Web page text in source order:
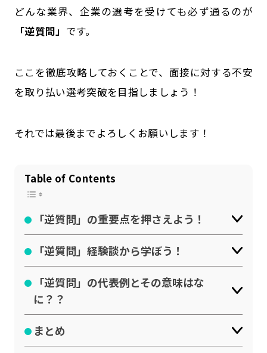
どんな業界、企業の選考を受けても必ず通るのが
「逆質問」 です。
ここを徹底攻略しておくことで、面接に対する不安
を取り払い選考突破を目指しましょう！
それでは最後までよろしくお願いします！
Table of Contents
「逆質問」の重要点を押さえよう！
「逆質問」経験談から学ぼう！
「逆質問」の代表例とその意味はな
に？？
まとめ